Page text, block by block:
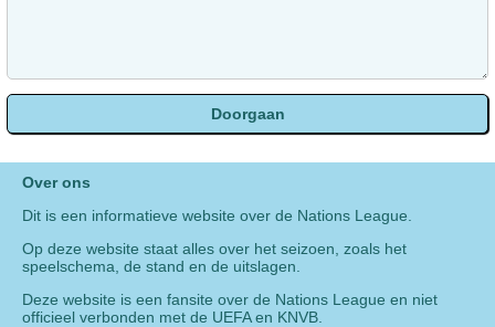
Over ons
Dit is een informatieve website over de Nations League.
Op deze website staat alles over het seizoen, zoals het
speelschema, de stand en de uitslagen.
Deze website is een fansite over de Nations League en niet
officieel verbonden met de UEFA en KNVB.